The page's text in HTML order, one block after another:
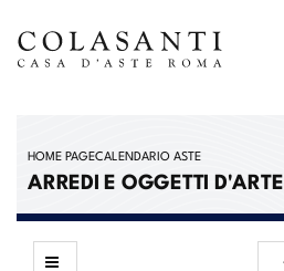
HOME PAGECALENDARIO ASTE
ARREDI E OGGETTI D'ARTE